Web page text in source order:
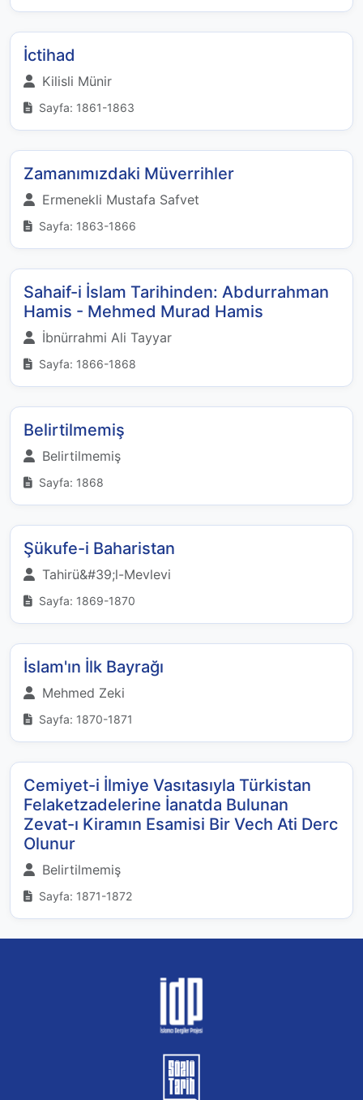
İctihad
Kilisli Münir
Sayfa: 1861-1863
Zamanımızdaki Müverrihler
Ermenekli Mustafa Safvet
Sayfa: 1863-1866
Sahaif-i İslam Tarihinden: Abdurrahman
Hamis - Mehmed Murad Hamis
İbnürrahmi Ali Tayyar
Sayfa: 1866-1868
Belirtilmemiş
Belirtilmemiş
Sayfa: 1868
Şükufe-i Baharistan
Tahirü&#39;l-Mevlevi
Sayfa: 1869-1870
İslam'ın İlk Bayrağı
Mehmed Zeki
Sayfa: 1870-1871
Cemiyet-i İlmiye Vasıtasıyla Türkistan
Felaketzadelerine İanatda Bulunan
Zevat-ı Kiramın Esamisi Bir Vech Ati Derc
Olunur
Belirtilmemiş
Sayfa: 1871-1872